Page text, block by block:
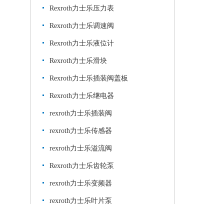
Rexroth力士乐压力表
Rexroth力士乐调速阀
Rexroth力士乐液位计
Rexroth力士乐滑块
Rexroth力士乐插装阀盖板
Rexroth力士乐继电器
rexroth力士乐插装阀
rexroth力士乐传感器
rexroth力士乐溢流阀
Rexroth力士乐齿轮泵
rexroth力士乐变频器
rexroth力士乐叶片泵